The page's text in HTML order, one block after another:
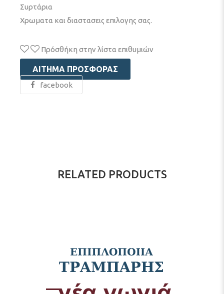
Συρτάρια
Χρωματα και διαστασεις επιλογης σας.
Πρόσθήκη στην λίστα επιθυμιών
ΑΊΤΗΜΑ ΠΡΟΣΦΟΡΆΣ
facebook
RELATED PRODUCTS